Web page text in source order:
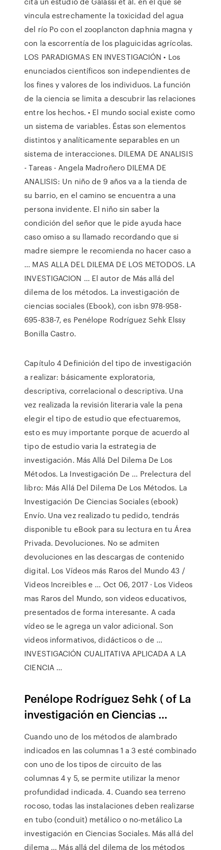
vincula estrechamente la toxicidad del agua
del río Po con el zooplancton daphnia magna y
con la escorrentía de los plaguicidas agrícolas.
LOS PARADIGMAS EN INVESTIGACIÓN • Los
enunciados científicos son independientes de
los fines y valores de los individuos. La función
de la ciencia se limita a descubrir las relaciones
entre los hechos. • El mundo social existe como
un sistema de variables. Éstas son elementos
distintos y analíticamente separables en un
sistema de interacciones. DILEMA DE ANALISIS
- Tareas - Angela Madroñero DILEMA DE
ANALISIS: Un niño de 9 años va a la tienda de
su barrio, en el camino se encuentra a una
persona invidente. El niño sin saber la
condición del señor que le pide ayuda hace
caso omiso a su llamado recordando que si
madre siempre le recomienda no hacer caso a
… MAS ALLA DEL DILEMA DE LOS METODOS. LA
INVESTIGACION … El autor de Más allá del
dilema de los métodos. La investigación de
ciencias sociales (Ebook), con isbn 978-958-
695-838-7, es Penélope Rodríguez Sehk Elssy
Bonilla Castro.
Capítulo 4 Definición del tipo de investigación
a realizar: básicamente exploratoria,
descriptiva, correlacional o descriptiva. Una
vez realizada la revisión literaria vale la pena
elegir el tipo de estudio que efectuaremos,
esto es muy importante porque de acuerdo al
tipo de estudio varia la estrategia de
investigación. Más Allá Del Dilema De Los
Métodos. La Investigación De ... Prelectura del
libro: Más Allá Del Dilema De Los Métodos. La
Investigación De Ciencias Sociales (ebook)
Envío. Una vez realizado tu pedido, tendrás
disponible tu eBook para su lectura en tu Área
Privada. Devoluciones. No se admiten
devoluciones en las descargas de contenido
digital. Los Vídeos más Raros del Mundo 43 /
Videos Increibles e ... Oct 06, 2017 · Los Videos
mas Raros del Mundo, son videos educativos,
presentados de forma interesante. A cada
vídeo se le agrega un valor adicional. Son
videos informativos, didácticos o de …
INVESTIGACIÓN CUALITATIVA APLICADA A LA
CIENCIA …
Penélope Rodríguez Sehk ( of La
investigación en Ciencias ...
Cuando uno de los métodos de alambrado
indicados en las columnas 1 a 3 esté combinado
con uno de los tipos de circuito de las
columnas 4 y 5, se permite utilizar la menor
profundidad indicada. 4. Cuando sea terreno
rocoso, todas las instalaciones deben realizarse
en tubo (conduit) metálico o no-metálico La
investigación en Ciencias Sociales. Más allá del
dilema ... Más allá del dilema de los métodos